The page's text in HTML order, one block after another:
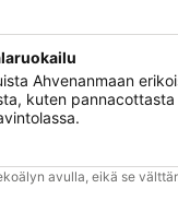
Ahvenanmaan
kuten
avulla, eikä se